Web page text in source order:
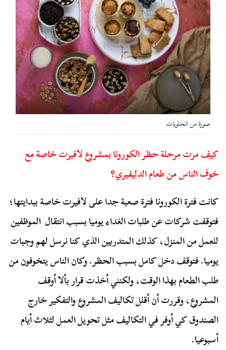
صورة من الحلويات
كيف مرت مرحلة حظر الكورونا بمشروع لافيرت خاصة مع
خوف الناس من طعام الدليفيري؟
كانت فترة الكورونا فترة صعبة جدا على لافيرت خاصة ببدايتها؛
فتوقفت شركات عن طلبات الغداء يوميا بسبب انتقال الموظفين
للعمل من المنزل، كذلك المتدربين الذي كنا نرسل لهم وجبات
يوميا. فتوقف دخل كامل بسبب الحظر. وكان الناس يتخوفون من
طلب الطعام بهذا الوقت، ولكنني أخذت قرار بألا أوقف
المشروع، وقررت أن أقلل تكاليف المشروع والتفكير خارج
الصندوق كي أوفر في التكاليف مثل تحويل العمل لثلاث أيام
أسبوعيا.